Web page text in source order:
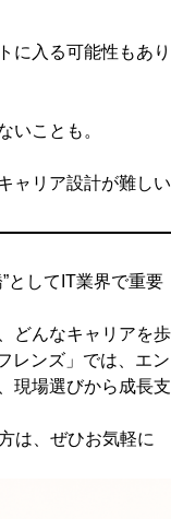
に入る可能性もあり
いことも。
ャリア設計が難しい
としてIT業界で重要
どんなキャリアを歩
レンズ」では、エン
現場選びから成長支
は、ぜひお気軽に